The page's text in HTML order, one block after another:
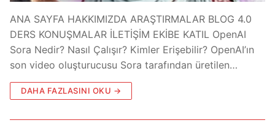
ANA SAYFA HAKKIMIZDA ARAŞTIRMALAR BLOG 4.0
DERS KONUŞMALAR İLETİŞİM EKİBE KATIL OpenAI
Sora Nedir? Nasıl Çalışır? Kimler Erişebilir? OpenAI’ın
son video oluşturucusu Sora tarafından üretilen…
DAHA FAZLASINI OKU →